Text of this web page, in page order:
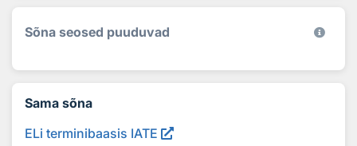
Sõna seosed puuduvad
Sama sõna
ELi terminibaasis IATE